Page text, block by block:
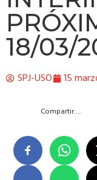
18/03/
SPJ-USO 15
Compartir….